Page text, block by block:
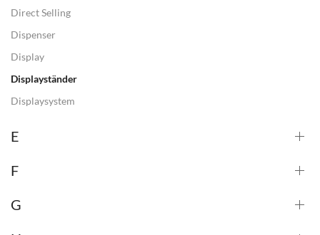
Direct Selling
Dispenser
Display
Displayständer
Displaysystem
E
F
G